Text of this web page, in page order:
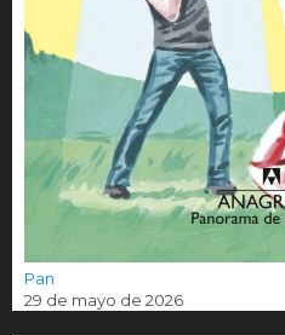
Pan
29 de mayo de 2026